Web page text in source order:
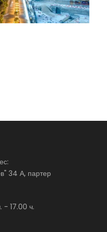
34 А, партер
- 17.00 ч.